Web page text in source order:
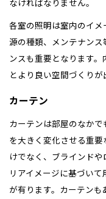
なければなりません。
各室の照明は室内のイ
源の種類、メンテナン
ンスも重要となります
とより良い空間づくりが
カーテン
カーテンは部屋のなか
を大きく変化させる重
けでなく、ブラインド
リアイメージに基づい
が有ります。カーテン